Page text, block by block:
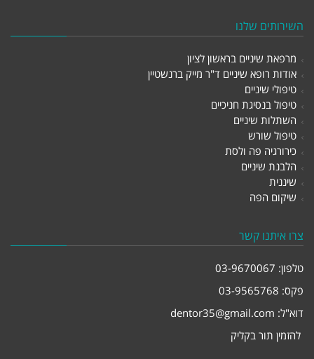
השירותים שלנו
מרפאת שיניים בראשון לציון
אודות רופא שיניים ד"ר מייק ברנשטיין
טיפולי שיניים
טיפול בנסיגת חניכיים
השתלות שיניים
טיפול שורש
כירורגיה פה ולסת
הלבנת שיניים
שיננית
שיקום הפה
צרו איתנו קשר
טלפון: 03-9670067
פקס: 03-9565768
דוא"ל: dentor35@gmail.com
להזמין תור בקליק